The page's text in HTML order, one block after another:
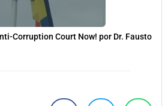
Corruption Court Now! por Dr. Fausto